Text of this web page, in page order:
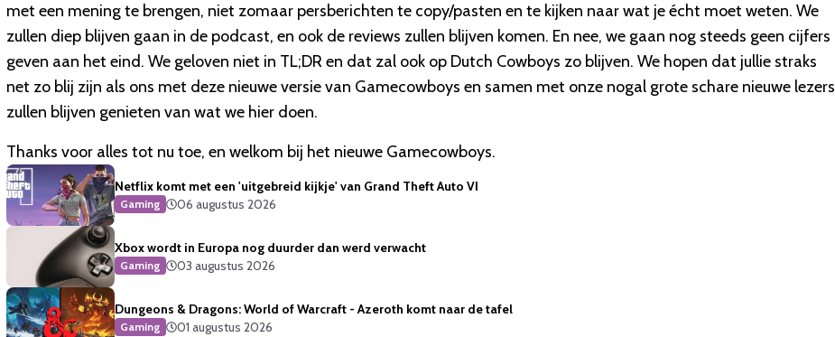
met een mening te brengen, niet zomaar persberichten te copy/pasten en te kijken naar wat je écht moet weten. We
zullen diep blijven gaan in de podcast, en ook de reviews zullen blijven komen. En nee, we gaan nog steeds geen cijfers
geven aan het eind. We geloven niet in TL;DR en dat zal ook op Dutch Cowboys zo blijven. We hopen dat jullie straks
net zo blij zijn als ons met deze nieuwe versie van Gamecowboys en samen met onze nogal grote schare nieuwe lezers
zullen blijven genieten van wat we hier doen.
Thanks voor alles tot nu toe, en welkom bij het nieuwe Gamecowboys.
Netflix komt met een 'uitgebreid kijkje' van Grand Theft Auto VI
Gaming 06 augustus 2026
Xbox wordt in Europa nog duurder dan werd verwacht
Gaming 03 augustus 2026
Dungeons & Dragons: World of Warcraft - Azeroth komt naar de tafel
Gaming 01 augustus 2026